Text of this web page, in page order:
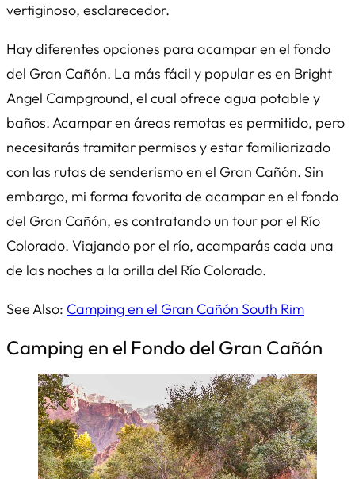
vertiginoso, esclarecedor.
Hay diferentes opciones para acampar en el fondo
del Gran Cañón. La más fácil y popular es en Bright
Angel Campground, el cual ofrece agua potable y
baños. Acampar en áreas remotas es permitido, pero
necesitarás tramitar permisos y estar familiarizado
con las rutas de senderismo en el Gran Cañón. Sin
embargo, mi forma favorita de acampar en el fondo
del Gran Cañón, es contratando un tour por el Río
Colorado. Viajando por el río, acamparás cada una
de las noches a la orilla del Río Colorado.
See Also: Camping en el Gran Cañón South Rim
Camping en el Fondo del Gran Cañón